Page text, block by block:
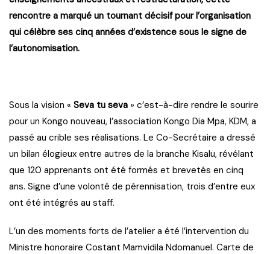
rencontre a marqué un tournant décisif pour l’organisation
qui célèbre ses cinq années d’existence sous le signe de
l’autonomisation.
Sous la vision « Seva tu seva » c’est-à-dire rendre le sourire
pour un Kongo nouveau, l’association Kongo Dia Mpa, KDM, a
passé au crible ses réalisations. Le Co-Secrétaire a dressé
un bilan élogieux entre autres de la branche Kisalu, révélant
que 120 apprenants ont été formés et brevetés en cinq
ans. Signe d’une volonté de pérennisation, trois d’entre eux
ont été intégrés au staff.
L’un des moments forts de l’atelier a été l’intervention du
Ministre honoraire Costant Mamvidila Ndomanuel. Carte de